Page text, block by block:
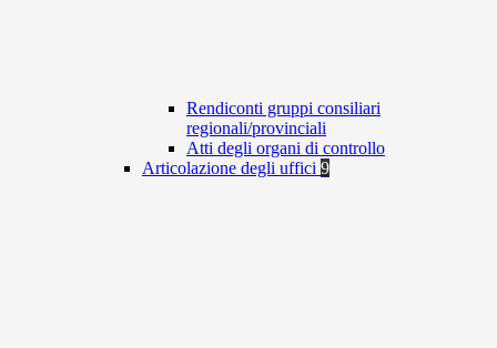
Rendiconti gruppi consiliari
regionali/provinciali
Atti degli organi di controllo
Articolazione degli uffici 9